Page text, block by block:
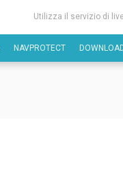
Utilizza il servizio di
NAVPROTECT